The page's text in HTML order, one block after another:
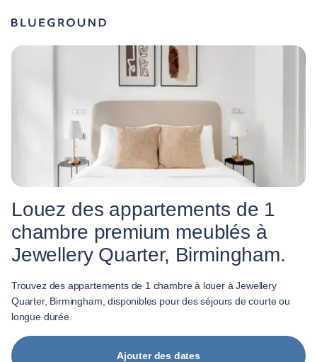
Louez des appartements de 1
chambre premium meublés à
Jewellery Quarter, Birmingham.
Trouvez des appartements de 1 chambre à louer à Jewellery
Quarter, Birmingham, disponibles pour des séjours de courte ou
longue durée.
Ajouter des dates